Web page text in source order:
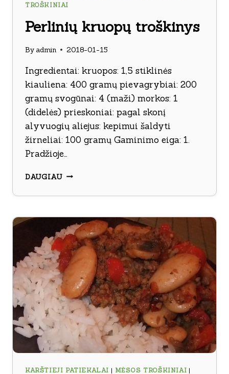
TROŠKINIAI
Perlinių kruopų troškinys
By admin 2018-01-15
Ingredientai: kruopos: 1,5 stiklinės
kiauliena: 400 gramų pievagrybiai: 200
gramų svogūnai: 4 (maži) morkos: 1
(didelės) prieskoniai: pagal skonį
alyvuogių aliejus: kepimui šaldyti
žirneliai: 100 gramų Gaminimo eiga: 1.
Pradžioje…
DAUGIAUPERLINIŲ
TROŠKINYS
KARŠTIEJI PATIEKALAI | MĖSOS TROŠKINIAI |